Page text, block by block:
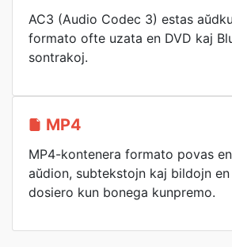
AC3 (Audio Codec 3) estas
formato ofte uzata en DVD kaj
sontrakoj.
MP4
MP4-kontenera formato povas
aŭdion, subtekstojn kaj bildojn en
dosiero kun bonega kunpremo.